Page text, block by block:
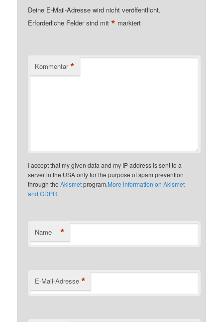
Deine E-Mail-Adresse wird nicht veröffentlicht.
Erforderliche Felder sind mit* markiert
Kommentar *
I accept that my given data and my IP address is sent to a
server in the USA only for the purpose of spam prevention
through theAkismetprogram.More information on Akismet
and GDPR.
Name *
E-Mail-Adresse *